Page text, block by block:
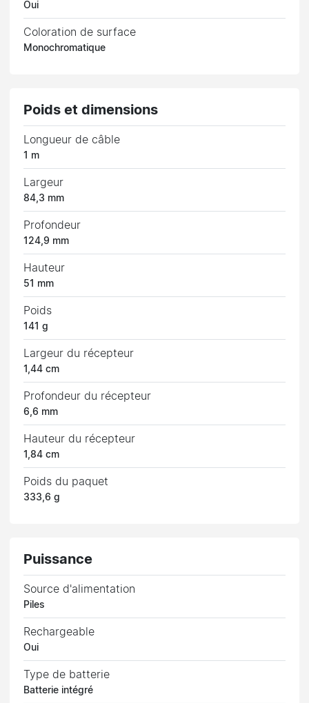
Oui
Coloration de surface
Monochromatique
Poids et dimensions
Longueur de câble
1 m
Largeur
84,3 mm
Profondeur
124,9 mm
Hauteur
51 mm
Poids
141 g
Largeur du récepteur
1,44 cm
Profondeur du récepteur
6,6 mm
Hauteur du récepteur
1,84 cm
Poids du paquet
333,6 g
Puissance
Source d'alimentation
Piles
Rechargeable
Oui
Type de batterie
Batterie intégré